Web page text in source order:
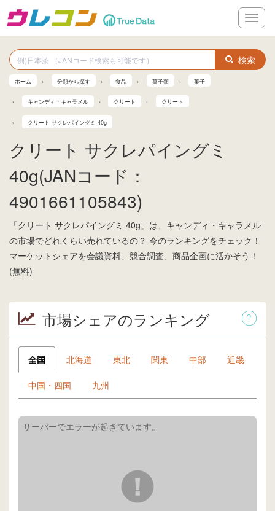
メ
ニ
ー
検索
ホーム 分類から探す 食品 菓子類 菓子
キャンディ・キャラメル クリート クリート
クリート サクレパイングミ 40g
クリート サクレパイングミ
40g(JANコード：
4901661105843)
「クリート サクレパイングミ 40g」は、キャンディ・キャラメル
の市場でどれくらい売れているの？ 今のランキングをチェック！
マーケットシェアを会議資料、競合調査、商品企画に活かそう！
(無料)
市場シェアのランキング
全国 北海道 東北 関東 中部 近畿
中国・四国 九州